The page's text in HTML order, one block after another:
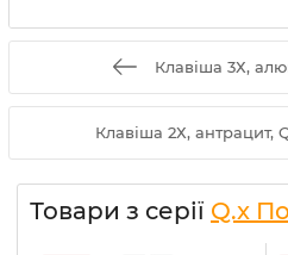
Клавіша 3Х,
Клавіша 2Х, антрацит,
Товари з серії Q.x